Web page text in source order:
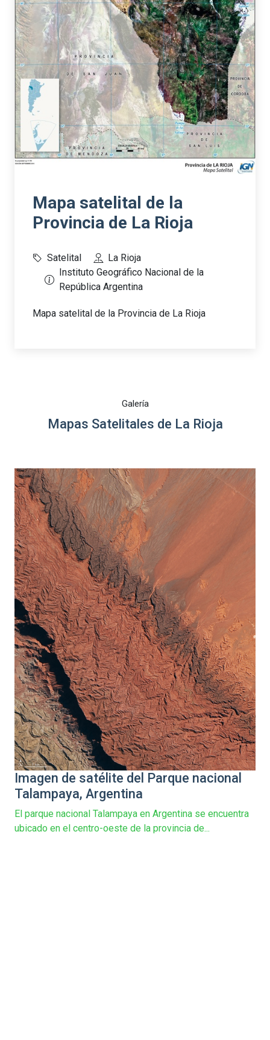
Mapa satelital de la
Provincia de La Rioja
Satelital
La Rioja
Instituto Geográfico Nacional de la
República Argentina
Mapa satelital de la Provincia de La Rioja
Galería
Mapas Satelitales de La Rioja
Imagen de satélite del Parque nacional
Talampaya, Argentina
El parque nacional Talampaya en Argentina se encuentra
ubicado en el centro-oeste de la provincia de...